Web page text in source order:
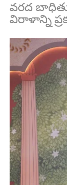
వ‌ర‌ద
విరాళాన్ని